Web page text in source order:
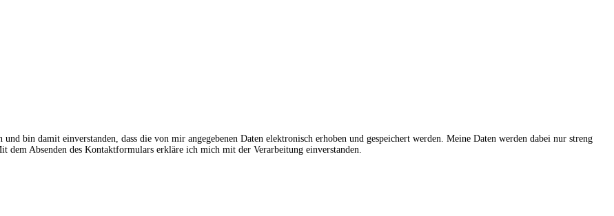
bin damit einverstanden, dass die von mir angegebenen Daten elektronisch erhoben und gespeichert werden. Meine Daten werden dabei nur streng
Absenden des Kontaktformulars erkläre ich mich mit der Verarbeitung einverstanden.